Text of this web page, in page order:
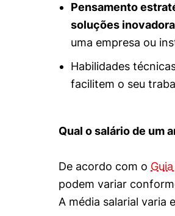
Pensamento
soluções
uma empresa ou
Habilidades
facilitem o seu
Qual o salário de um
De acordo com o
podem variar
A média salarial varia